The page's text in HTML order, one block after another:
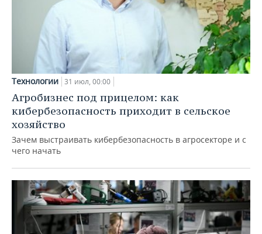
Технологии 31 июл, 00:00
Агробизнес под прицелом: как
кибербезопасность приходит в сельское
хозяйство
Зачем выстраивать кибербезопасность в агросекторе и с
чего начать